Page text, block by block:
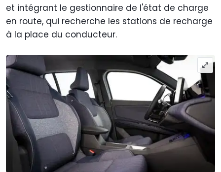
et intégrant le gestionnaire de l'état de charge
en route, qui recherche les stations de recharge
à la place du conducteur.